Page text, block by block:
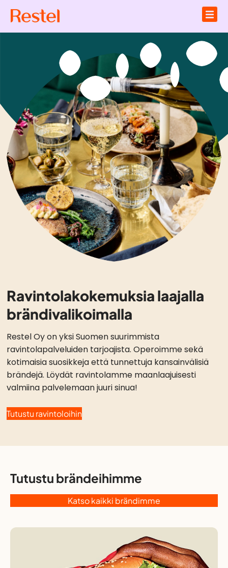
Ravintolakokemuksia laajalla
brändi­valikoimalla
Restel Oy on yksi Suomen suurimmista
ravintolapalveluiden tarjoajista. Operoimme sekä
kotimaisia suosikkeja että tunnettuja kansainvälisiä
brändejä. Löydät ravintolamme maanlaajuisesti
valmiina palvelemaan juuri sinua!
Tutustu ravintoloihin
Tutustu brändeihimme
Katso kaikki brändimme